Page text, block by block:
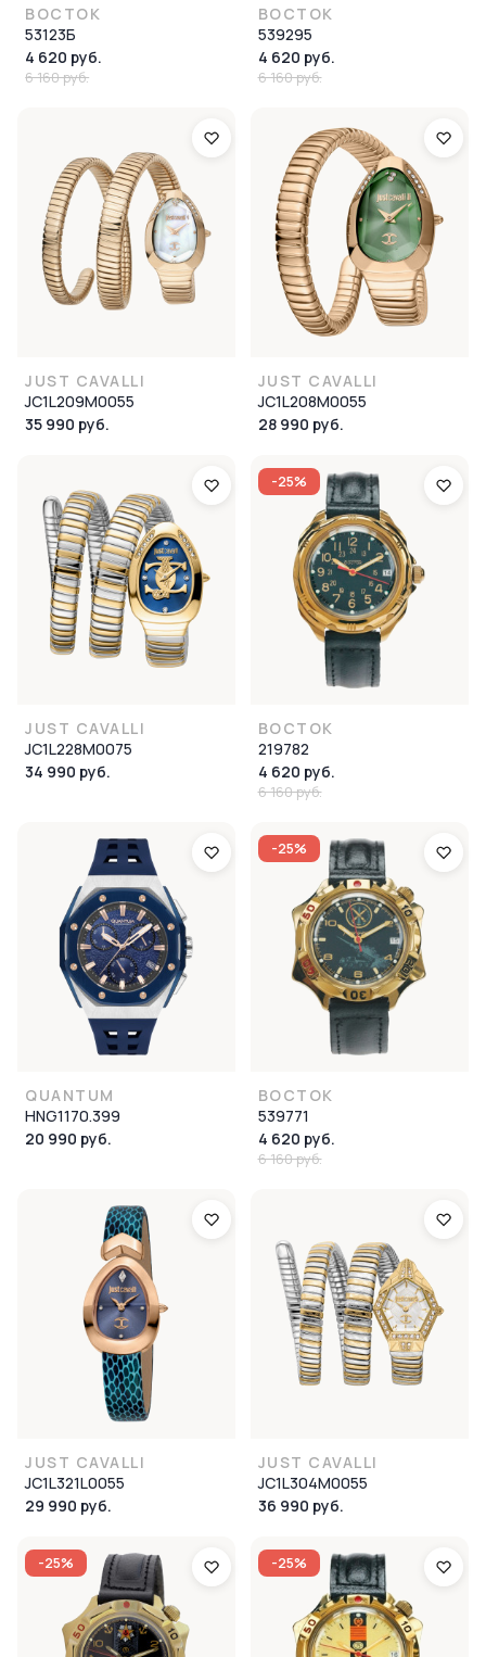
ВОСТОК
53123Б
4 620 руб.
6 160 руб.
ВОСТОК
539295
4 620 руб.
6 160 руб.
JUST CAVALLI
JC1L209M0055
35 990 руб.
JUST CAVALLI
JC1L208M0055
28 990 руб.
JUST CAVALLI
JC1L228M0075
34 990 руб.
-25%
ВОСТОК
219782
4 620 руб.
6 160 руб.
QUANTUM
HNG1170.399
20 990 руб.
-25%
ВОСТОК
539771
4 620 руб.
6 160 руб.
JUST CAVALLI
JC1L321L0055
29 990 руб.
JUST CAVALLI
JC1L304M0055
36 990 руб.
-25% -25%